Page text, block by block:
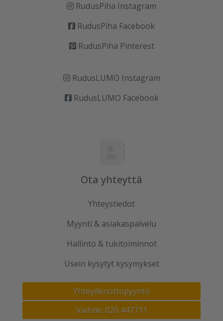
RudusPiha Instagram
RudusPiha Facebook
RudusPiha Pinterest
RudusLUMO Instagram
RudusLUMO Facebook
Ota yhteyttä
Yhteystiedot
Myynti & asiakaspalvelu
Hallinto & tukitoiminnot
Usein kysytyt kysymykset
Yhteydenottopyyntö
Vaihde: 020 447711